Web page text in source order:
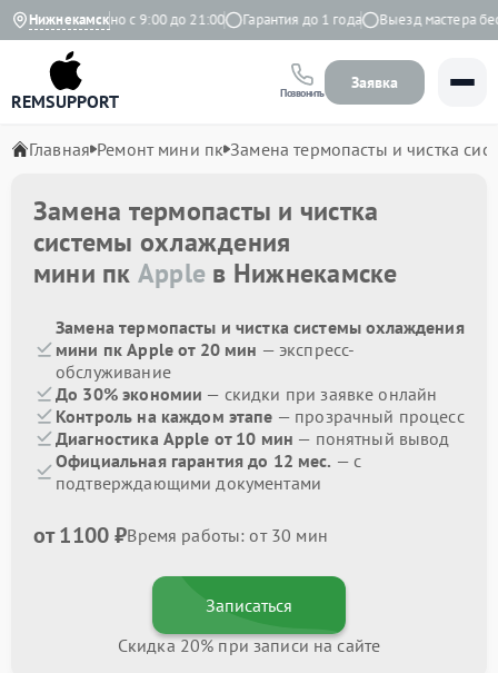
Нижнекамск
Ежедневно с 9:00 до 21:00 Гарантия до 1 года Выезд мастера
REMSUPPORT Позвонить
Заявка
Главная Ремонт мини пк Замена термопасты и чистка
Замена термопасты и чистка
системы охлаждения
мини пк Apple в Нижнекамске
Замена термопасты и чистка системы охлаждения
мини пк Apple от 20 мин — экспресс-
обслуживание
До 30% экономии — скидки при заявке онлайн
Контроль на каждом этапе — прозрачный процесс
Диагностика Apple от 10 мин — понятный вывод
Официальная гарантия до 12 мес. — с
подтверждающими документами
от 1100 ₽Время работы: от 30 мин
Записаться
Скидка 20% при записи на сайте